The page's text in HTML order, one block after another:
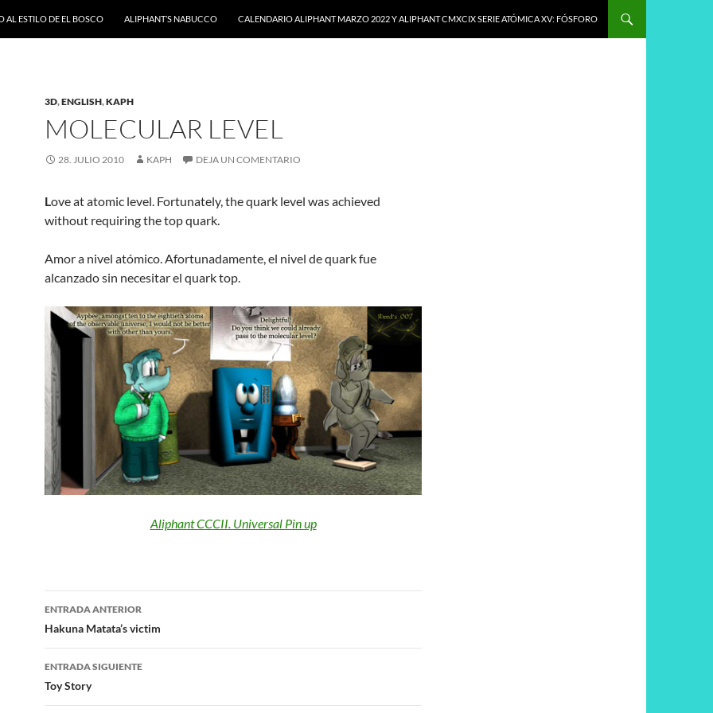
AL ESTILO DE EL BOSCO ALIPHANT’S NABUCCO CALENDARIO ALIPHANT MARZO 2022 Y ALIPHANT CMXCIX SERIE ATÓMICA XV: FÓSFORO
3D,ENGLISH,KAPH
MOLECULAR LEVEL
28. JULIO 2010 KAPH DEJA UN COMENTARIO
Love at atomic level. Fortunately, the quark level was achieved
without requiring the top quark.
Amor a nivel atómico. Afortunadamente, el nivel de quark fue
alcanzado sin necesitar el quark top.
Aliphant CCCII. Universal Pin up
Navegación
de
entradas
ENTRADA ANTERIOR
Hakuna Matata’s victim
ENTRADA SIGUIENTE
Toy Story